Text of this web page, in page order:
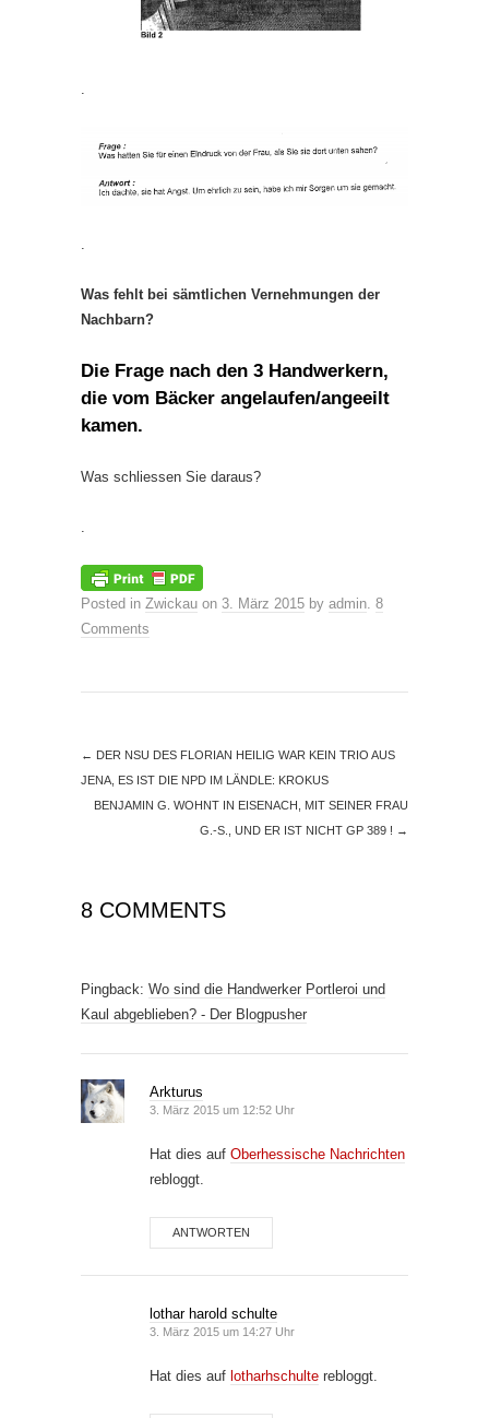
Was fehlt bei sämtlichen Vernehmungen der
Nachbarn?
Die Frage nach den 3 Handwerkern,
die vom Bäcker angelaufen/angeeilt
kamen.
Was schliessen Sie daraus?
Posted in Zwickau on 3. März 2015 by admin. 8
Comments
← DER NSU DES FLORIAN HEILIG WAR KEIN TRIO AUS
JENA, ES IST DIE NPD IM LÄNDLE: KROKUS
BENJAMIN G. WOHNT IN EISENACH, MIT SEINER FRAU
G.-S., UND ER IST NICHT GP 389 ! →
8 COMMENTS
Pingback: Wo sind die Handwerker Portleroi und
Kaul abgeblieben? - Der Blogpusher
Arkturus
3. März 2015 um 12:52 Uhr
Hat dies auf Oberhessische Nachrichten
rebloggt.
ANTWORTEN
lothar harold schulte
3. März 2015 um 14:27 Uhr
Hat dies auf lotharhschulte rebloggt.